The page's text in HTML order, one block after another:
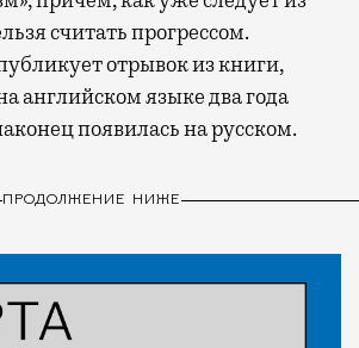
считать прогрессом.
отрывок из книги,
английском языке два года
появилась на русском.
ПРОДОЛЖЕНИЕ НИЖЕ